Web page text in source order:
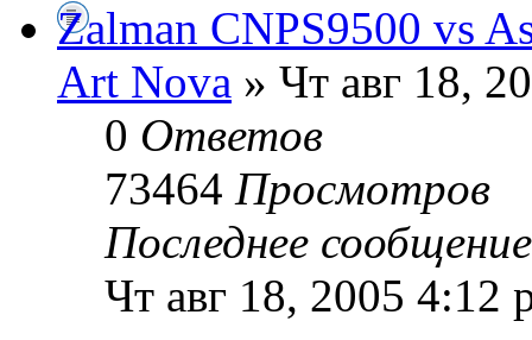
Zalman CNPS9500 vs
Art Nova » Чт авг 18,
0 Ответов
73464 Просмотров
Последнее
Чт авг 18, 2005 4:12